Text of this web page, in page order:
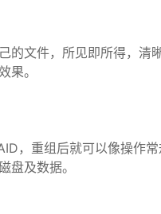
的文件，所见即所得，
果。
，重组后就可以像操作
盘及数据。